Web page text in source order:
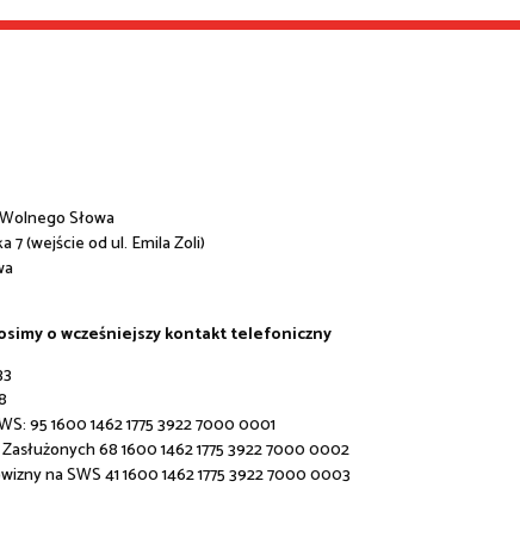
Słowa
7 (wejście od ul. Emila Zoli)
o wcześniejszy kontakt telefoniczny
95 1600 1462 1775 3922 7000 0001
68 1600 1462 1775 3922 7000 0002
na SWS 41 1600 1462 1775 3922 7000 0003